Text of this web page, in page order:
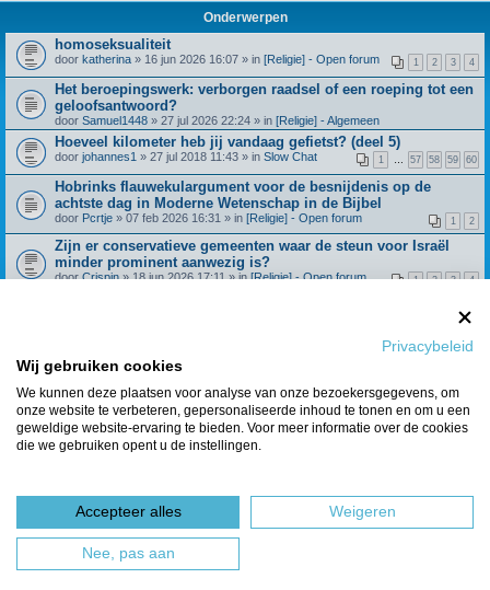
Onderwerpen
homoseksualiteit
1 2 3 4
door katherina » 16 jun 2026 16:07 » in [Religie] - Open forum
Het beroepingswerk: verborgen raadsel of een roeping tot een
geloofsantwoord?
door Samuel1448 » 27 jul 2026 22:24 » in [Religie] - Algemeen
Hoeveel kilometer heb jij vandaag gefietst? (deel 5)
1 57 58 59 60
door johannes1 » 27 jul 2018 11:43 » in Slow Chat
Hobrinks flauwekulargument voor de besnijdenis op de
achtste dag in Moderne Wetenschap in de Bijbel
1 2
door Pcrtje » 07 feb 2026 16:31 » in [Religie] - Open forum
Zijn er conservatieve gemeenten waar de steun voor Israël
minder prominent aanwezig is?
1 2 3 4
doorCrispin» 18 jun 2026 17:11 » in[Religie] - Open forum
45
Wat geloof je over de dochter van Jefta? Richteren 11:29
doorHuisje_op_de_hei» 28 feb 2025 15:21 » in
Berichten van vorige weergeven
Ga naar
Powered by
Privacybeleid
Wij gebruiken cookies
We kunnen deze plaatsen voor analyse van onze bezoekersgegevens, om
onze website te verbeteren, gepersonaliseerde inhoud te tonen en om u een
geweldige website-ervaring te bieden. Voor meer informatie over de cookies
die we gebruiken opent u de instellingen.
Accepteer alles Weigeren
Nee, pas aan